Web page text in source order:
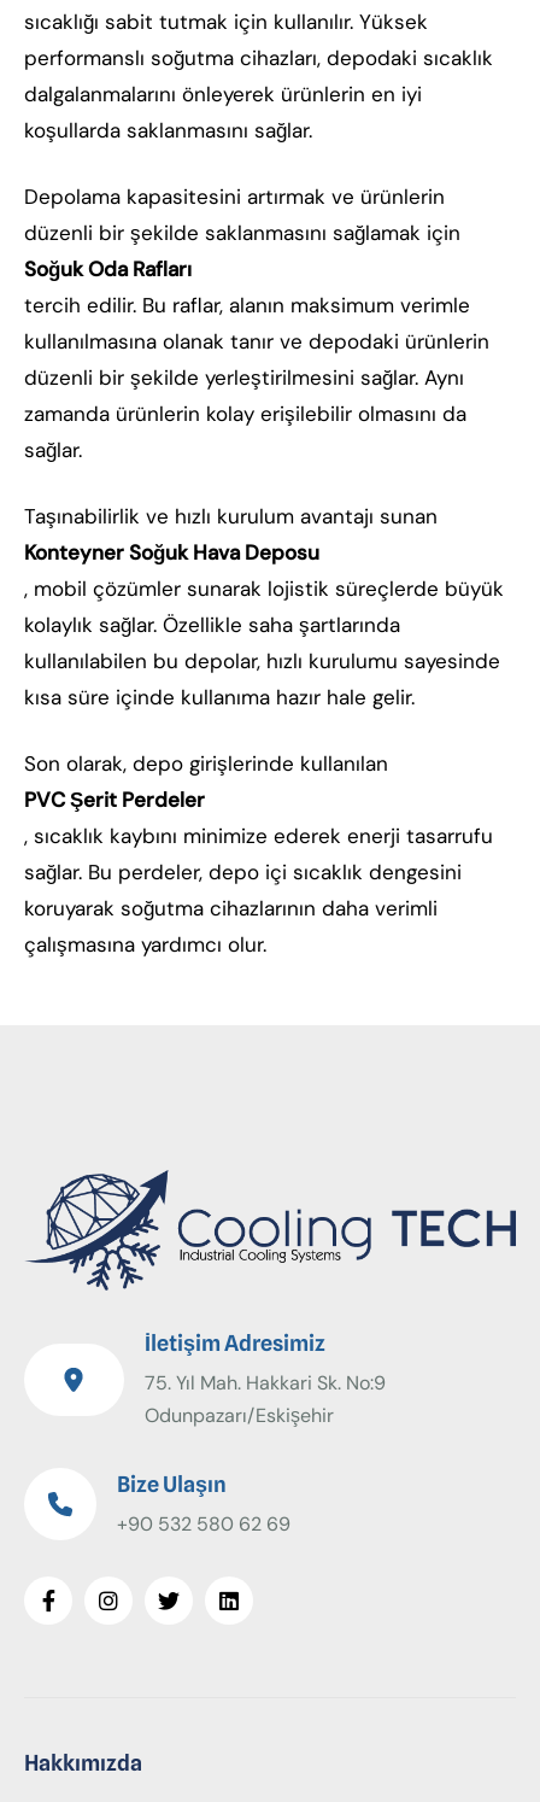
sıcaklığı sabit tutmak için kullanılır. Yüksek
performanslı soğutma cihazları, depodaki sıcaklık
dalgalanmalarını önleyerek ürünlerin en iyi
koşullarda saklanmasını sağlar.
Depolama kapasitesini artırmak ve ürünlerin
düzenli bir şekilde saklanmasını sağlamak için
Soğuk Oda Rafları
tercih edilir. Bu raflar, alanın maksimum verimle
kullanılmasına olanak tanır ve depodaki ürünlerin
düzenli bir şekilde yerleştirilmesini sağlar. Aynı
zamanda ürünlerin kolay erişilebilir olmasını da
sağlar.
Taşınabilirlik ve hızlı kurulum avantajı sunan
Konteyner Soğuk Hava Deposu
, mobil çözümler sunarak lojistik süreçlerde büyük
kolaylık sağlar. Özellikle saha şartlarında
kullanılabilen bu depolar, hızlı kurulumu sayesinde
kısa süre içinde kullanıma hazır hale gelir.
Son olarak, depo girişlerinde kullanılan
PVC Şerit Perdeler
, sıcaklık kaybını minimize ederek enerji tasarrufu
sağlar. Bu perdeler, depo içi sıcaklık dengesini
koruyarak soğutma cihazlarının daha verimli
çalışmasına yardımcı olur.
İletişim Adresimiz
75. Yıl Mah. Hakkari Sk. No:9
Odunpazarı/Eskişehir
Bize Ulaşın
+90 532 580 62 69
Hakkımızda